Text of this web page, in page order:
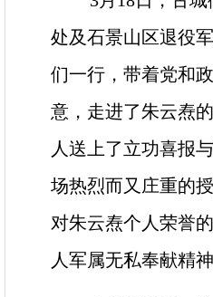
处及石景山区退役
们一行，带着党和
意，走进了朱云焘
人送上了立功喜报
场热烈而又庄重的
对朱云焘个人荣誉
人军属无私奉献精